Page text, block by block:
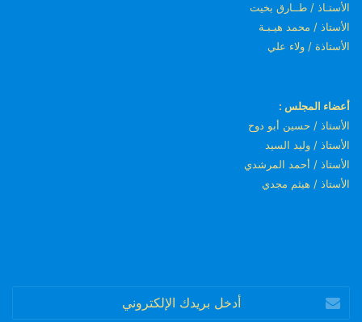
الأستـاذ / طــارق بخيت
الأستاذ / محمد هيـبـة
الأستاذة / ولاء علي
أعضاء المجلس :
الأستاذ / حسين أبو دوح
الأستاذ / وليد السيد
الأستاذ / أحمد المرشدي
الأستاذ / هيثم مجدي
بريدك